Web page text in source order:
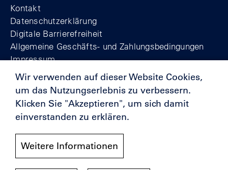
Kontakt
Datenschutzerklärung
Digitale Barrierefreiheit
Allgemeine Geschäfts- und Zahlungsbedingungen
Impressum
© Stiftung Berliner Mauer 2025
Förderer
Wir verwenden auf dieser Website Cookies,
um das Nutzungserlebnis zu verbessern.
Klicken Sie "Akzeptieren", um sich damit
einverstanden zu erklären.
Weitere Informationen